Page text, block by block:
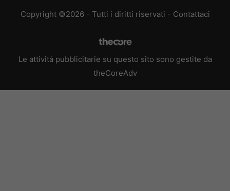
Copyright ©2026 - Tutti i diritti riservati - Contattaci
Le attività pubblicitarie su questo sito sono gestite da
theCoreAdv